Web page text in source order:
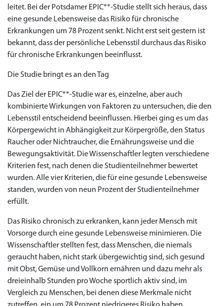
leitet. Bei der Potsdamer EPIC**-Studie stellt sich heraus, dass
eine gesunde Lebensweise das Risiko für chronische
Erkrankungen um 78 Prozent senkt. Nicht erst seit gestern ist
bekannt, dass der persönliche Lebensstil durchaus das Risiko
für chronische Erkrankungen beeinflusst.
Die Studie bringt es an den Tag
Das Ziel der EPIC**-Studie war es, einzelne, aber auch
kombinierte Wirkungen von Faktoren zu untersuchen, die den
Lebensstil entscheidend beeinflussen. Hierbei ging es um das
Körpergewicht in Abhängigkeit zur Körpergröße, den Status
Raucher oder Nichtraucher, die Ernährungsweise und die
Bewegungsaktivität. Die Wissenschaftler legten verschiedene
Kriterien fest, nach denen die Studienteilnehmer bewertet
wurden. Alle vier Kriterien, die für eine gesunde Lebensweise
standen, wurden von neun Prozent der Studienteilnehmer
erfüllt.
Das Risiko chronisch zu erkranken, kann jeder Mensch mit
Vorsorge durch eine gesunde Lebensweise minimieren. Die
Wissenschaftler stellten fest, dass Menschen, die niemals
geraucht haben, nicht stark übergewichtig sind, sich gesund
mit Obst, Gemüse und Vollkorn ernähren und dazu mehr als
dreieinhalb Stunden pro Woche sportlich aktiv sind, im
Vergleich zu Menschen, bei denen diese Merkmale nicht